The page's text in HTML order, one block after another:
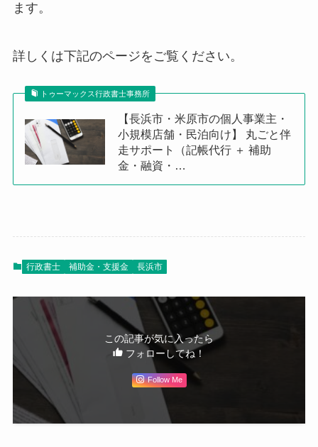
ます。
詳しくは下記のページをご覧ください。
トゥーマックス行政書士事務所
【長浜市・米原市の個人事業主・
小規模店舗・民泊向け】 丸ごと伴
走サポート（記帳代行 ＋ 補助
金・融資・…
行政書士 補助金・支援金 長浜市
この記事が気に入ったら
フォローしてね！
Follow Me